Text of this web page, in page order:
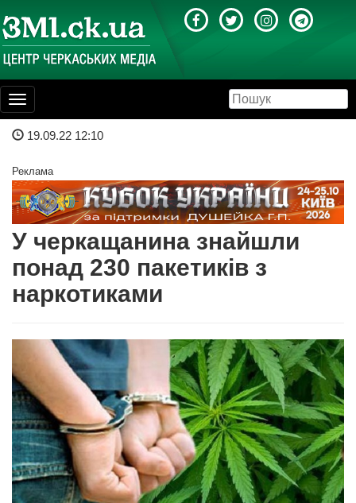
Toggle
navigation
19.09.22 12:10
Реклама
У черкащанина знайшли
понад 230 пакетиків з
наркотиками